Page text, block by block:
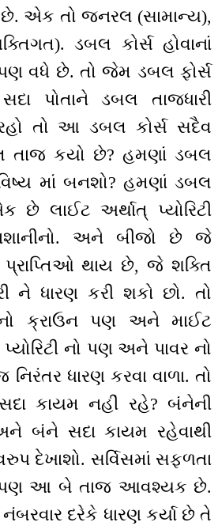
છે. એક તો જનરલ (સામાન્ય),
ડબલ કોર્સ હોવાનાં
વધે છે. તો જેમ ડબલ ફોર્સ
પોતાને ડબલ તાજધારી
તો આ ડબલ કોર્સ સદૈવ
તાજ કયો છે? હમણાં ડબલ
માં બનશો? હમણાં ડબલ
લાઈટ અર્થાત્ પ્યોરિટી
અને બીજો છે જે
થાય છે, જે શક્તિ
ને ધારણ કરી શકો છો. તો
ક્રાઉન પણ અને માઈટ
નો પણ અને પાવર નો
ધારણ કરવા વાળા. તો
કાયમ નહીં રહે? બંનેની
બંને સદા કાયમ રહેવાથી
દેખાશો. સર્વિસમાં સફળતા
પણ આ બે તાજ આવશ્યક છે.
દરેકે ધારણ કર્યા છે તે